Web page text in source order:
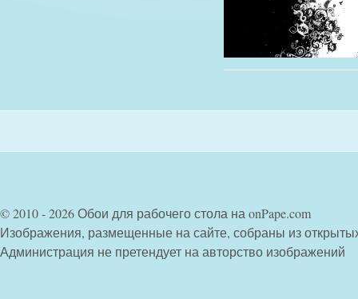
© 2010 - 2026 Обои для рабочего стола на onPape.com
Изображения, размещенные на сайте, собраны из
Администрация не претендует на авторство изображений